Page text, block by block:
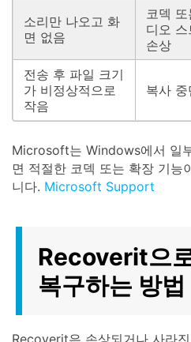
소리만 나오고 화
면 없음
코덱 또
디오 스
손상
전송 후 파일 크기
가 비정상적으로
작음
복사 중
Microsoft는 Windows에서 일
면 적절한 코덱 또는 확장 기능
니다. Microsoft Support
Recoverit으
복구하는 방법
Recoverit은 손상되거나 사라